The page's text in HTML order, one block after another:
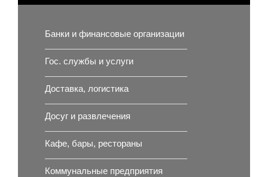
Банки и финансовые организации
Гос. службы и услуги
Доставка, логистика
Досуг и развлечения
Кафе, бары, рестораны
Коммунальные предприятия